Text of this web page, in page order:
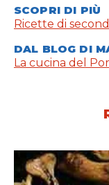
SCOPRI DI PIÙ
Ricette di
DAL BLOG DI
La cucina del